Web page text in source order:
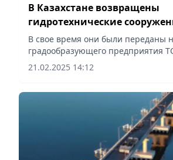
В Казахстане возвращены
гидротехнические
Кенгирского
В свое время они были переданы
градообразующего предприятия
Distribution», сообщает Vecher.kz.
21.02.2025 14:12